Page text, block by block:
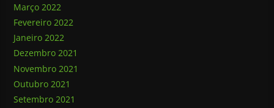
Março 2022
Fevereiro 2022
Janeiro 2022
Dezembro 2021
Novembro 2021
Outubro 2021
Setembro 2021